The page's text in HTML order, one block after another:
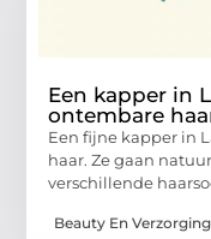
Een kapper in
ontembare
Een fijne kapper in
haar. Ze gaan
verschillende
Beauty En Verzorging